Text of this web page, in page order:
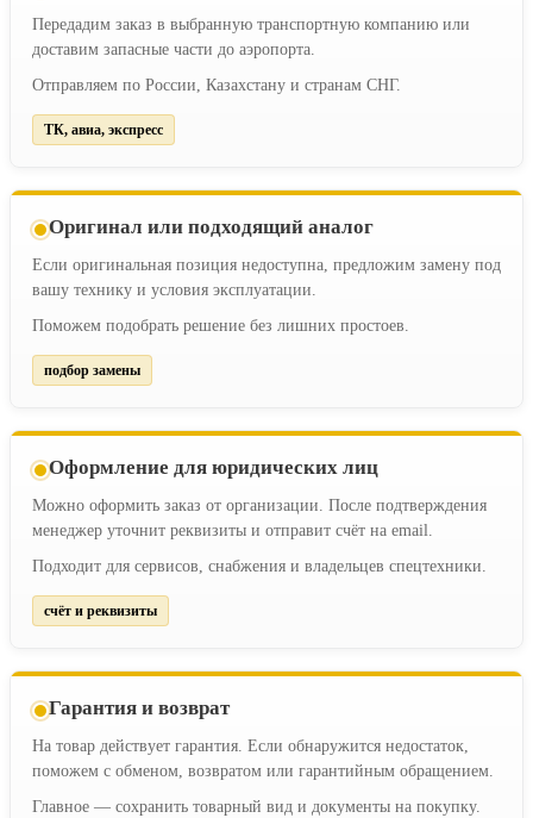
Передадим заказ в выбранную транспортную компанию или
доставим запасные части до аэропорта.
Отправляем по России, Казахстану и странам СНГ.
ТК, авиа, экспресс
Оригинал или подходящий аналог
Если оригинальная позиция недоступна, предложим замену под
вашу технику и условия эксплуатации.
Поможем подобрать решение без лишних простоев.
подбор замены
Оформление для юридических лиц
Можно оформить заказ от организации. После подтверждения
менеджер уточнит реквизиты и отправит счёт на email.
Подходит для сервисов, снабжения и владельцев спецтехники.
счёт и реквизиты
Гарантия и возврат
На товар действует гарантия. Если обнаружится недостаток,
поможем с обменом, возвратом или гарантийным обращением.
Главное — сохранить товарный вид и документы на покупку.